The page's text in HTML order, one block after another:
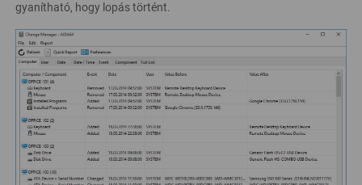
gyanítható, hogy lopás történt.